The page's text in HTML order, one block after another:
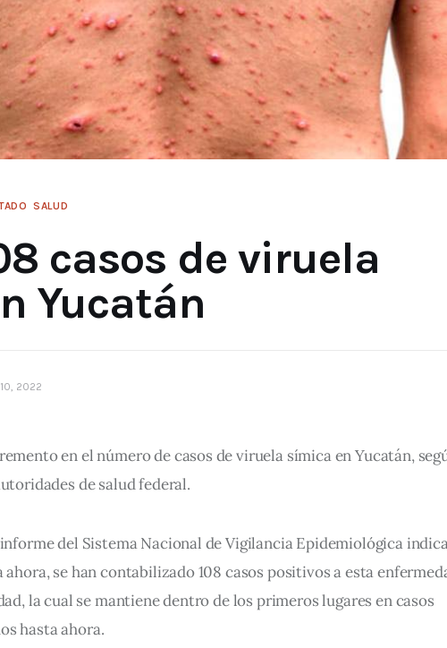
SALUD
casos de viruela
Yucatán
2022
en el número de casos de viruela símica en Yucatán,
de salud federal.
del Sistema Nacional de Vigilancia Epidemiológica
ahora, se han contabilizado 108 casos positivos a esta
la cual se mantiene dentro de los primeros lugares en casos
hasta ahora.